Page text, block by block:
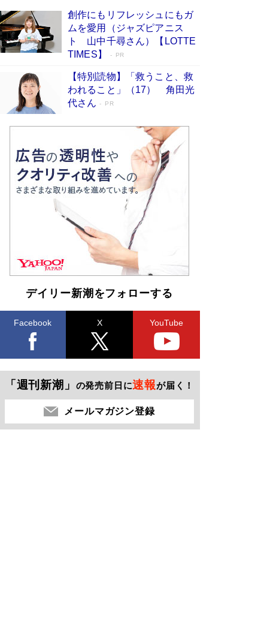
Book Bang
「不意に涙が出そうに…」高嶋政伸が明かし
た“13歳の娘を暴行する役”への葛藤 インティマ
シーコーディネーターに支えられたNHK『大奥』
Book Bang
創作にもリフレッシュにもガ
ムを愛用（ジャズピアニス
ト 山中千尋さん）【LOTTE
TIMES】
PR
【特別読物】「救うこと、救
われること」（17） 角田光
代さん
PR
デイリー新潮をフォローする
Facebook X YouTube
「週刊新潮」 の発売前日に速報が届く！
メールマガジン登録